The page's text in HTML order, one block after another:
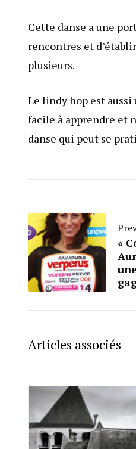
Cette danse a une
rencontres et
plusieurs.
Le lindy hop est
facile à apprendre et
danse qui peut se
«
Articles associés